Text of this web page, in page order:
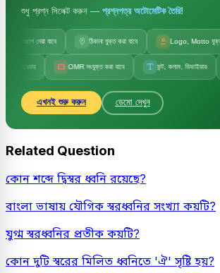
শুধু প্রশ্ন সিলেক্ট করুন — প্রশ্নপত্র অটোমেটিক তৈরি!
জলছাপ দেয়া যাবে ঠিকানা যুক্ত করা যাবে Logo, Motto যুক্ত হবে
OMR সংযুক্ত করা যাবে ফন্ট, কলাম, ডিভাইডার
এখনই শুরু করুন ডেমো দেখুন
Related Question
কোন শব্দে দ্বিস্বর ধ্বনি রয়েছে?
বাংলা ভাষায় যৌগিক স্বরধ্বনির সংখ্যা কয়টি?
যুগ্ম স্বরধ্বনির প্রতীক কয়টি?
কোন দুটি স্বরের মিলিত ধ্বনিতে 'ঐ' সৃষ্টি হয়?